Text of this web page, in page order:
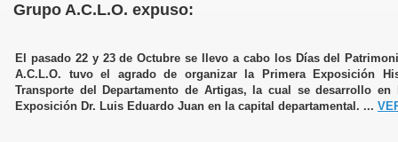
Grupo A.C.L.O. expuso:
El pasado 22 y 23 de Octubre se llevo a cabo los Días del
A.C.L.O. tuvo el agrado de organizar la Primera Exposición
Transporte del Departamento de Artigas, la cual se desarrollo en
Exposición Dr. Luis Eduardo Juan en la capital departamental. ...